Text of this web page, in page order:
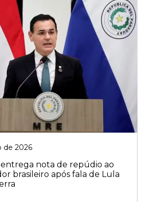
de 2026
entrega nota de repúdio ao
brasileiro após fala de Lula